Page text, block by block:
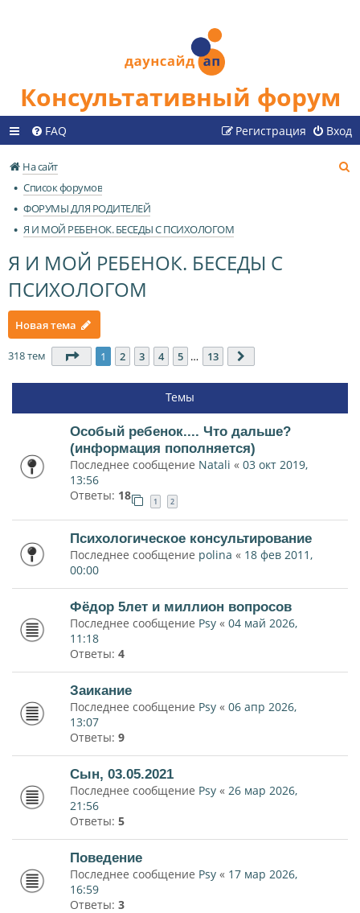
Консультативный форум
FAQ Вход
Регистрация
На сайт
Список форумов
ФОРУМЫ ДЛЯ РОДИТЕЛЕЙ
Я И МОЙ РЕБЕНОК. БЕСЕДЫ С ПСИХОЛОГОМ
Я И МОЙ РЕБЕНОК. БЕСЕДЫ С
ПСИХОЛОГОМ
Новая тема
318 тем Страница 1из 13
1 2 3 4 5 … 13
Темы
Особый ребенок.... Что дальше?
(информация пополняется)
Последнее сообщение Natali « 03 окт 2019,
13:56
Ответы: 18 1 2
Психологическое консультирование
Последнее сообщение polina « 18 фев 2011,
00:00
Фёдор 5лет и миллион вопросов
Последнее сообщение Psy « 04 май 2026,
11:18
Ответы: 4
Заикание
Последнее сообщение Psy « 06 апр 2026,
13:07
Ответы: 9
Сын, 03.05.2021
Последнее сообщение Psy « 26 мар 2026,
21:56
Ответы: 5
Поведение
Последнее сообщение Psy « 17 мар 2026,
16:59
Ответы: 3